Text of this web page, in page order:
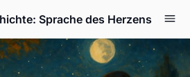
Sprache des Herzens